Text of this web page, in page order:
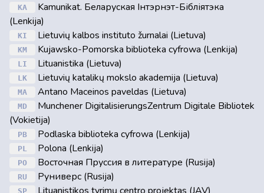
KA
Kamunikat. Беларуская Інтэрнэт-Бібліятэка
(Lenkija)
KI Lietuvių kalbos instituto žurnalai (Lietuva)
KM Kujawsko-Pomorska biblioteka cyfrowa (Lenkija)
LI Lituanistika (Lietuva)
LK Lietuvių katalikų mokslo akademija (Lietuva)
MA Antano Maceinos paveldas (Lietuva)
MD
Munchener DigitalisierungsZentrum Digitale Bibliotek
(Vokietija)
PB Podlaska biblioteka cyfrowa (Lenkija)
PL Polona (Lenkija)
PO Восточная Пруссия в литературе (Rusija)
RU Руниверс (Rusija)
SP